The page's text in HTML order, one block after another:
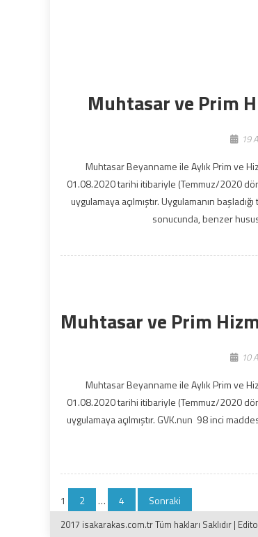
Muhtasar ve Prim
19
Muhtasar Beyanname ile Aylık Prim ve
01.08.2020 tarihi itibariyle (Temmuz/2020
uygulamaya açılmıştır. Uygulamanın
sonucunda, benzer
Muhtasar ve Prim
10
Muhtasar Beyanname ile Aylık Prim ve
01.08.2020 tarihi itibariyle (Temmuz/2020
uygulamaya açılmıştır. GVK.nun 98 inci
Yazı
sayfalaması
1 2 … 4 Sonraki
2017 isakarakas.com.tr Tüm hakları Saklıdır |